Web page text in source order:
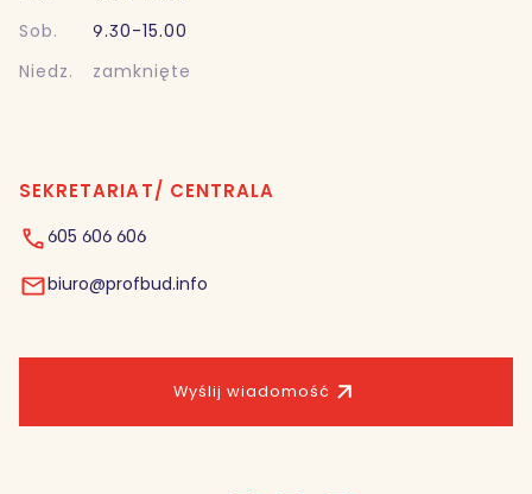
Wyślij wiadomość
Sob.
9.30-15.00
Niedz.
zamknięte
SEKRETARIAT/ CENTRALA
605 606 606
biuro@profbud.info